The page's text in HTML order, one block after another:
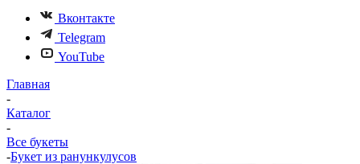
Вконтакте
Telegram
YouTube
Главная
-
Каталог
-
Все букеты
-Букет из ранункулусов